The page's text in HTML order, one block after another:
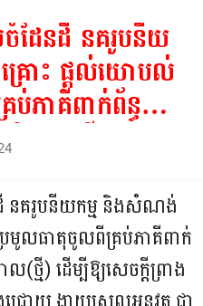
ចំដែនដី នគរូបនីយ
រោះ ផ្ដល់យោបល់
ភាគីពាក់ព័ន្ធ
បាល(ថ្មី)
ប់នេះមានលក្ខណៈ
រួលអនុវត្ត ជា
ោះតម្រូវការ
ដី នគរូបនីយកម្ម និងសំណង់
មូលធាតុចូលពីគ្រប់ភាគីពាក់
ល(ថ្មី) ដើម្បីឱ្យសេចក្តីព្រាង
ជ្រោយ ងាយស្រួលអនុវត្ត ជា